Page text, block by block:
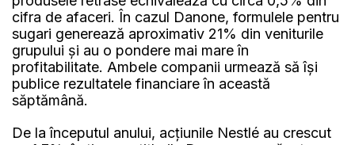
cifra de afaceri. În cazul Danone, formulele pentru
sugari generează aproximativ 21% din veniturile
grupului şi au o pondere mai mare în
profitabilitate. Ambele companii urmează să îşi
publice rezultatele financiare în această
săptămână.
De la începutul anului, acţiunile Nestlé au crescut